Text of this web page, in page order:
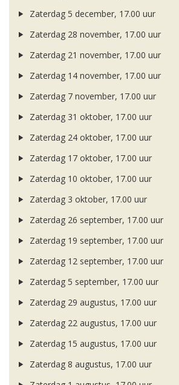
Zaterdag 5 december, 17.00 uur
Zaterdag 28 november, 17.00 uur
Zaterdag 21 november, 17.00 uur
Zaterdag 14 november, 17.00 uur
Zaterdag 7 november, 17.00 uur
Zaterdag 31 oktober, 17.00 uur
Zaterdag 24 oktober, 17.00 uur
Zaterdag 17 oktober, 17.00 uur
Zaterdag 10 oktober, 17.00 uur
Zaterdag 3 oktober, 17.00 uur
Zaterdag 26 september, 17.00 uur
Zaterdag 19 september, 17.00 uur
Zaterdag 12 september, 17.00 uur
Zaterdag 5 september, 17.00 uur
Zaterdag 29 augustus, 17.00 uur
Zaterdag 22 augustus, 17.00 uur
Zaterdag 15 augustus, 17.00 uur
Zaterdag 8 augustus, 17.00 uur